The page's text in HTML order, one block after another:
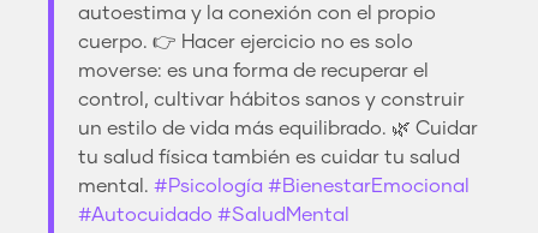
autoestima y la conexión con el propio
cuerpo. 👉 Hacer ejercicio no es solo
moverse: es una forma de recuperar el
control, cultivar hábitos sanos y construir
un estilo de vida más equilibrado. 🌿 Cuidar
tu salud física también es cuidar tu salud
mental. #Psicología #BienestarEmocional
#Autocuidado #SaludMental